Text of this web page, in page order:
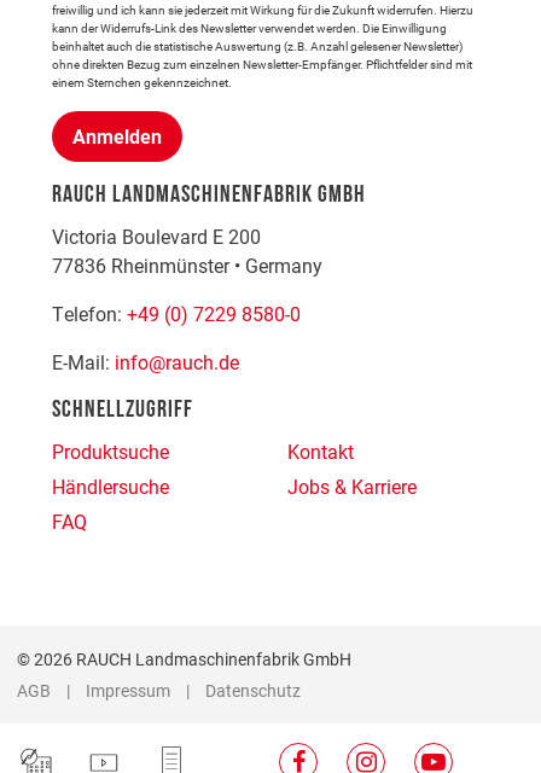
freiwillig und ich kann sie jederzeit mit Wirkung für die Zukunft widerrufen. Hierzu
kann der Widerrufs-Link des Newsletter verwendet werden. Die Einwilligung
beinhaltet auch die statistische Auswertung (z.B. Anzahl gelesener Newsletter)
ohne direkten Bezug zum einzelnen Newsletter-Empfänger. Pflichtfelder sind mit
einem Sternchen gekennzeichnet.
Anmelden
RAUCH LANDMASCHINENFABRIK GMBH
Victoria Boulevard E 200
77836 Rheinmünster• Germany
Telefon:+49 (0) 7229 8580-0
E-Mail: info@rauch.de
SCHNELLZUGRIFF
Produktsuche
Händlersuche
FAQ
Kontakt
Jobs & Karriere
© 2026 RAUCH Landmaschinenfabrik GmbH
AGB
Impressum Datenschutz